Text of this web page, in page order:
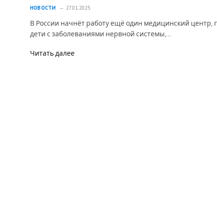
НОВОСТИ 27.01.2025
В России начнёт работу ещё один медицинский центр,
дети с заболеваниями нервной системы,…
Читать далее